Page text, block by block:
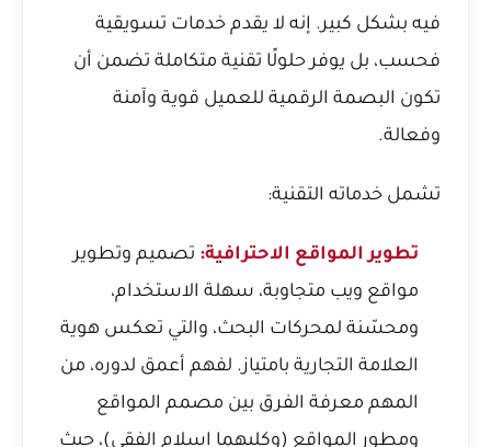
فيه بشكل كبير. إنه لا يقدم خدمات تسويقية
فحسب، بل يوفر حلولًا تقنية متكاملة تضمن أن
تكون البصمة الرقمية للعميل قوية وآمنة
وفعالة.
تشمل خدماته التقنية:
تطوير المواقع الاحترافية: تصميم وتطوير
مواقع ويب متجاوبة، سهلة الاستخدام،
ومحسّنة لمحركات البحث، والتي تعكس هوية
العلامة التجارية بامتياز. لفهم أعمق لدوره، من
المهم معرفة الفرق بين مصمم المواقع
ومطور المواقع (وكليهما إسلام الفقي)، حيث